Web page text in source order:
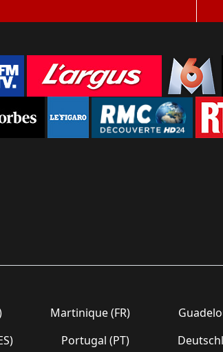
Martinique (FR)
Portugal (PT)